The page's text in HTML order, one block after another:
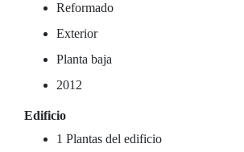
Reformado
Exterior
Planta baja
2012
Edificio
1 Plantas del edificio